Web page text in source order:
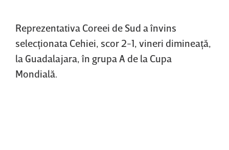
Reprezentativa Coreei de Sud a învins
selecţionata Cehiei, scor 2-1, vineri dimineaţă,
la Guadalajara, în grupa A de la Cupa
Mondială.